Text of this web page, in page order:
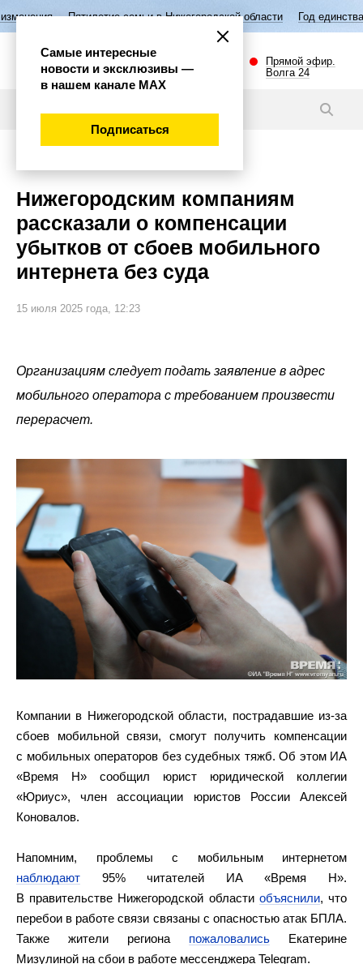
семьи в Нижегородской области Год единства народов России
Прямой эфир.
Волга 24
Нижегородским компаниям
рассказали о компенсации
убытков от сбоев мобильного
интернета без суда
15 июля 2025 года, 12:23
Организациям следует подать заявление в адрес
мобильного оператора с требованием произвести
перерасчет.
Компании в Нижегородской области, пострадавшие из-за
сбоев мобильной связи, смогут получить компенсации
с мобильных операторов без судебных тяжб. Об этом ИА
«Время Н» сообщил юрист юридической коллегии
«Юриус», член ассоциации юристов России Алексей
Коновалов.
Напомним, проблемы с мобильным интернетом
наблюдают 95% читателей ИА «Время Н».
В правительстве Нижегородской области объяснили, что
перебои в работе связи связаны с опасностью атак БПЛА.
Также жители региона пожаловались Екатерине
Мизулиной на сбои в работе мессенджера Telegram.
Самые интересные
новости и эксклюзивы —
в нашем канале МАХ
Подписаться